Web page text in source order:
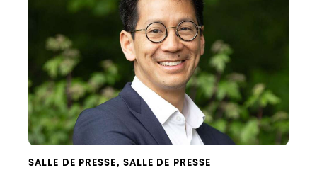
SALLE DE PRESSE, SALLE DE PRESSE